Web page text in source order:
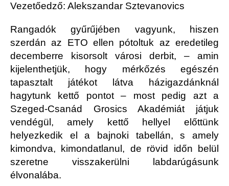
Vezetőedző: Alekszandar Sztevanovics
Rangadók gyűrűjében vagyunk, hiszen
szerdán az ETO ellen pótoltuk az eredetileg
decemberre kisorsolt városi derbit, – amin
kijelenthetjük, hogy mérkőzés egészén
tapasztalt játékot látva házigazdánknál
hagytunk kettő pontot – most pedig azt a
Szeged-Csanád Grosics Akadémiát játjuk
vendégül, amely kettő hellyel előttünk
helyezkedik el a bajnoki tabellán, s amely
kimondva, kimondatlanul, de rövid időn belül
szeretne visszakerülni labdarúgásunk
élvonalába.